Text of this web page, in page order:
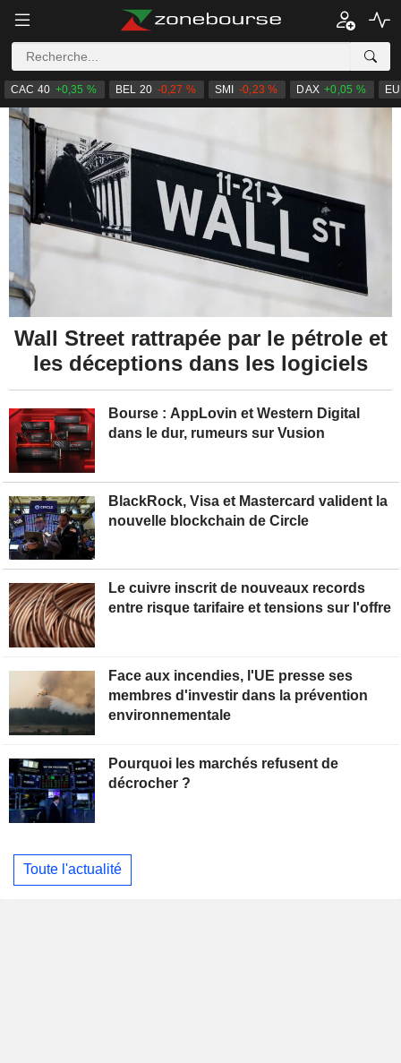
CAC 40 +0,35 % BEL 20 -0,27 % SMI -0,23 % DAX +0,05 %
Bourse : AppLovin et Western Digital
dans le dur, rumeurs sur Vusion
BlackRock, Visa et Mastercard valident la
nouvelle blockchain de Circle
Wall Street rattrapée par le pétrole et
les déceptions dans les logiciels
Le cuivre inscrit de nouveaux records
entre risque tarifaire et tensions sur l'offre
Face aux incendies, l'UE presse ses
membres d'investir dans la prévention
environnementale
Pourquoi les marchés refusent de
décrocher ?
Toute l'actualité